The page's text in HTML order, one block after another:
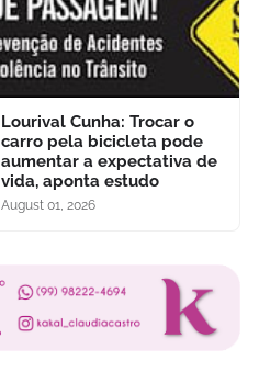
Lourival Cunha: Trocar o
carro pela bicicleta pode
aumentar a expectativa de
vida, aponta estudo
August 01, 2026